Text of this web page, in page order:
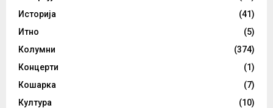
Историја
(41)
Итно
(5)
Колумни
(374)
Концерти
(1)
Кошарка
(7)
Култура
(10)